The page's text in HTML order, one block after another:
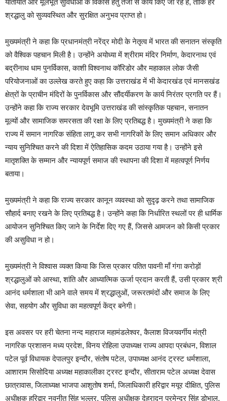
श्रद्धालु को सुव्यवस्थित और सुरक्षित अनुभव प्राप्त हो।
मुख्यमंत्री ने कहा कि प्रधानमंत्री नरेंद्र मोदी के नेतृत्व में भारत की सनातन संस्कृति
को वैश्विक पहचान मिली है। उन्होंने अयोध्या में श्रीराम मंदिर निर्माण, केदारनाथ एवं
बद्रीनाथ धाम पुनर्विकास, काशी विश्वनाथ कॉरिडोर और महाकाल लोक जैसी
परियोजनाओं का उल्लेख करते हुए कहा कि उत्तराखंड में भी केदारखंड एवं मानसखंड
क्षेत्रों के प्राचीन मंदिरों के पुनर्विकास और सौंदर्यीकरण के कार्य निरंतर प्रगति पर हैं।
उन्होंने कहा कि राज्य सरकार देवभूमि उत्तराखंड की सांस्कृतिक पहचान, सनातन
मूल्यों और सामाजिक समरसता की रक्षा के लिए प्रतिबद्ध है। मुख्यमंत्री ने कहा कि
राज्य में समान नागरिक संहिता लागू कर सभी नागरिकों के लिए समान अधिकार और
न्याय सुनिश्चित करने की दिशा में ऐतिहासिक कदम उठाया गया है। उन्होंने इसे
मातृशक्ति के सम्मान और न्यायपूर्ण समाज की स्थापना की दिशा में महत्वपूर्ण निर्णय
बताया।
मुख्यमंत्री ने कहा कि राज्य सरकार कानून व्यवस्था को सुदृढ़ करने तथा सामाजिक
सौहार्द बनाए रखने के लिए प्रतिबद्ध है। उन्होंने कहा कि निर्धारित स्थलों पर ही धार्मिक
आयोजन सुनिश्चित किए जाने के निर्देश दिए गए हैं, जिससे आमजन को किसी प्रकार
की असुविधा न हो।
मुख्यमंत्री ने विश्वास व्यक्त किया कि जिस प्रकार पतित पावनी माँ गंगा करोड़ों
श्रद्धालुओं को आस्था, शांति और आध्यात्मिक ऊर्जा प्रदान करती हैं, उसी प्रकार श्री
आनंद धर्मशाला भी आने वाले समय में श्रद्धालुओं, जरूरतमंदों और समाज के लिए
सेवा, सहयोग और सुविधा का महत्वपूर्ण केंद्र बनेगी।
इस अवसर पर हरी चेतना नन्द महाराज महामंडलेश्वर, कैलाश विजयवर्गीय मंत्री
नागरिक प्रशासन मध्य प्रदेश, विनय रोहिला उपाध्यक्ष राज्य आपदा प्रबंधन, विशाल
पटेल पूर्व विधायक देपालपुर इन्दौर, संतोष पटेल, उपाध्यक्ष आनंद ट्रस्ट धर्मशाला,
आशाराम सिसोदिया अध्यक्ष महाकालीका ट्रस्ट इन्दौर, सीताराम पटेल अध्यक्ष देवास
छात्रावास, जिलाध्यक्ष भाजपा आशुतोष शर्मा, जिलाधिकारी हरिद्वार मयूर दीक्षित, पुलिस
अधीक्षक हरिद्वार नवनीत सिंह भुल्लर, पुलिस अधीक्षक देहरादून प्रमेन्द्र सिंह डोभाल,